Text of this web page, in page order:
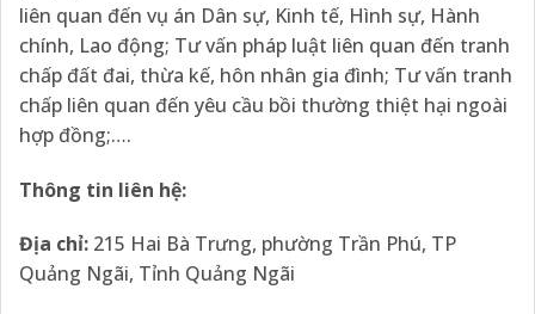
liên quan đến vụ án Dân sự, Kinh tế, Hình sự, Hành
chính, Lao động; Tư vấn pháp luật liên quan đến tranh
chấp đất đai, thừa kế, hôn nhân gia đình; Tư vấn tranh
chấp liên quan đến yêu cầu bồi thường thiệt hại ngoài
hợp đồng;….
Thông tin liên hệ:
Địa chỉ: 215 Hai Bà Trưng, phường Trần Phú, TP
Quảng Ngãi, Tỉnh Quảng Ngãi